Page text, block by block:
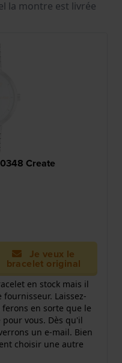
la montre est livrée
Create
Je veux le
bracelet original
en stock mais il
Laissez-
en sorte que le
vous. Dès qu'il
un e-mail. Bien
choisir une autre